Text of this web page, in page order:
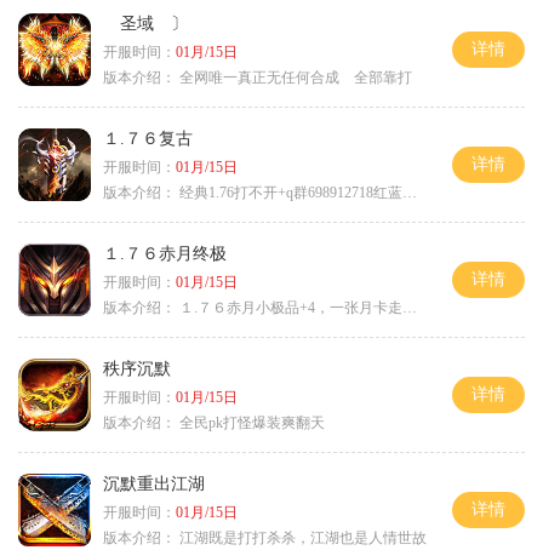
圣域 〕
开服时间： 01月/15日
版本介绍： 全网唯一真正无任何合成 全部靠打
详情
１.７６复古
开服时间： 01月/15日
版本介绍： 经典1.76打不开+q群698912718红蓝毒符免费
详情
１.７６赤月终极
开服时间： 01月/15日
版本介绍：
１.７６赤月小极品+4，一张月卡走天涯b
详情
秩序沉默
开服时间： 01月/15日
版本介绍： 全民pk打怪爆装爽翻天
详情
沉默重出江湖
开服时间： 01月/15日
版本介绍： 江湖既是打打杀杀，江湖也是人情世故
详情